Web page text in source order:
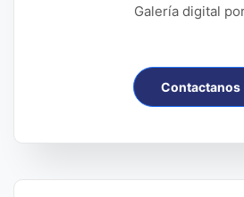
Galería digital
Contactanos